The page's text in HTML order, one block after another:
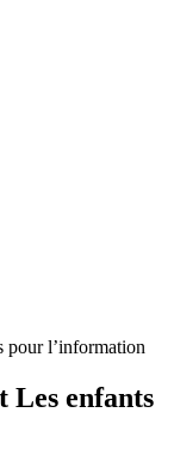
pour l’information
Les enfants